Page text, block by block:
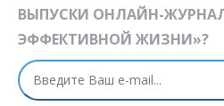
ВЫПУСКИ ОНЛАЙН-
ЭФФЕКТИВНОЙ ЖИЗНИ»?